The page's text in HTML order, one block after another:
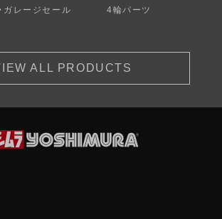
ガレージセール 4輪パーツ
ALL PRODUCTS